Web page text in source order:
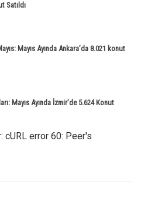
Satıldı
Mayıs Ayında Ankara’da 8.021 konut
Mayıs Ayında İzmir’de 5.624 Konut
cURL error 60: Peer's